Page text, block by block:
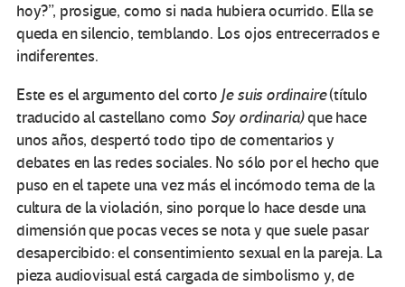
hoy?”, prosigue, como si nada hubiera ocurrido. Ella se
queda en silencio, temblando. Los ojos entrecerrados e
indiferentes.
Este es el argumento del cortoJe suis ordinaire(título
traducido al castellano como Soy ordinaria)que hace
unos años, despertó todo tipo de comentarios y
debates en las redes sociales. No sólo por el hecho que
puso en el tapete una vez más el incómodo tema de la
cultura de la violación, sino porque lo hace desde una
dimensión que pocas veces se nota y que suele pasar
desapercibido: el consentimiento sexual en la pareja. La
pieza audiovisual está cargada de simbolismo y, de